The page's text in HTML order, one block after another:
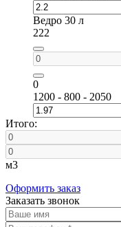
Ведро 30 л
222
0
1200 - 800 - 2050
Итого:
м3
Оформить заказ
Заказать звонок